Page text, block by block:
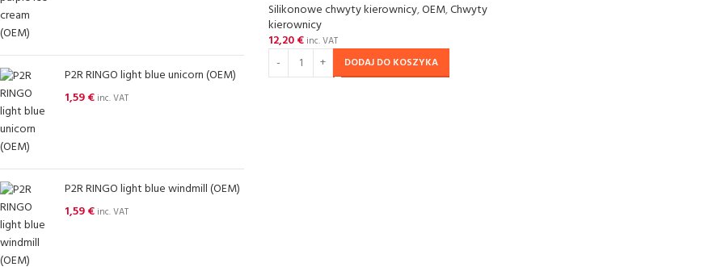
P2R RINGO light blue unicorn (OEM)
1,59€ inc. VAT
P2R RINGO light blue windmill (OEM)
1,59€ inc. VAT
Silikonowe chwyty kierownicy,OEM,Chwyty
kierownicy
12,20€ inc. VAT
DODAJ DO KOSZYKA